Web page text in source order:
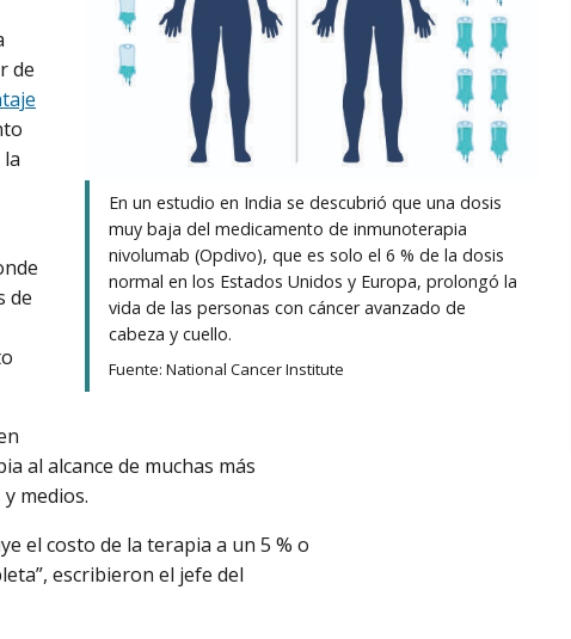
En un estudio en India se descubrió que una dosis
muy baja del medicamento de inmunoterapia
nivolumab (Opdivo), que es solo el 6 % de la dosis
normal en los Estados Unidos y Europa, prolongó la
vida de las personas con cáncer avanzado de
cabeza y cuello.
Fuente: National Cancer Institute
de
de
al alcance de muchas más
medios.
el costo de la terapia a un 5 % o
escribieron el jefe del